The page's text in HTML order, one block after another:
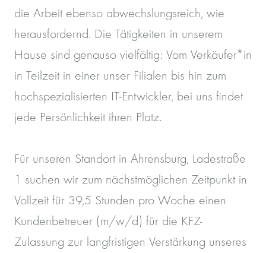
die Arbeit ebenso abwechslungsreich, wie
herausfordernd. Die Tätigkeiten in unserem
Hause sind genauso vielfältig: Vom Verkäufer*in
in Teilzeit in einer unser Filialen bis hin zum
hochspezialisierten IT-Entwickler, bei uns findet
jede Persönlichkeit ihren Platz.
Für unseren Standort in Ahrensburg, Ladestraße
1 suchen wir zum nächstmöglichen Zeitpunkt in
Vollzeit für 39,5 Stunden pro Woche einen
Kundenbetreuer (m/w/d) für die KFZ-
Zulassung zur langfristigen Verstärkung unseres